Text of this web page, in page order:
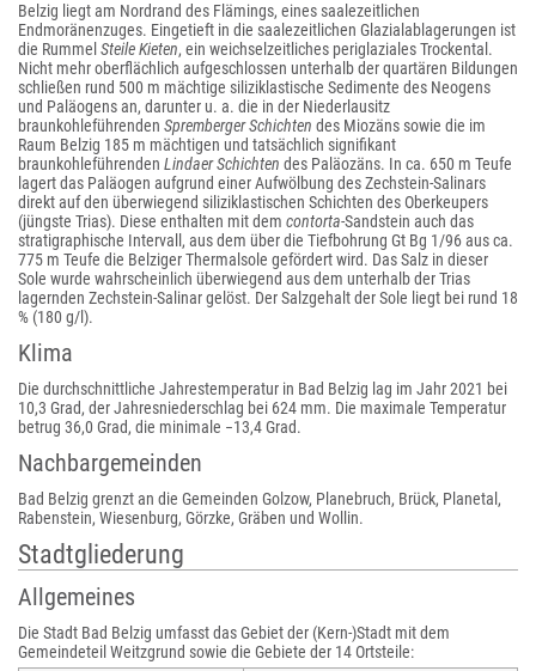
Belzig liegt am Nordrand des Flämings, eines saalezeitlichen
Endmoränenzuges. Eingetieft in die saalezeitlichen Glazialablagerungen ist
die Rummel Steile Kieten, ein weichselzeitliches periglaziales Trockental.
Nicht mehr oberflächlich aufgeschlossen unterhalb der quartären Bildungen
schließen rund 500 m mächtige siliziklastische Sedimente des Neogens
und Paläogens an, darunter u. a. die in der Niederlausitz
braunkohleführenden Spremberger Schichten des Miozäns sowie die im
Raum Belzig 185 m mächtigen und tatsächlich signifikant
braunkohleführenden Lindaer Schichten des Paläozäns. In ca. 650 m Teufe
lagert das Paläogen aufgrund einer Aufwölbung des Zechstein-Salinars
direkt auf den überwiegend siliziklastischen Schichten des Oberkeupers
(jüngste Trias). Diese enthalten mit dem contorta-Sandstein auch das
stratigraphische Intervall, aus dem über die Tiefbohrung Gt Bg 1/96 aus ca.
775 m Teufe die Belziger Thermalsole gefördert wird. Das Salz in dieser
Sole wurde wahrscheinlich überwiegend aus dem unterhalb der Trias
lagernden Zechstein-Salinar gelöst. Der Salzgehalt der Sole liegt bei rund 18
% (180 g/l).
Klima
Die durchschnittliche Jahrestemperatur in Bad Belzig lag im Jahr 2021 bei
10,3 Grad, der Jahresniederschlag bei 624 mm. Die maximale Temperatur
betrug 36,0 Grad, die minimale −13,4 Grad.
Nachbargemeinden
Bad Belzig grenzt an die Gemeinden Golzow, Planebruch, Brück, Planetal,
Rabenstein, Wiesenburg, Görzke, Gräben und Wollin.
Stadtgliederung
Allgemeines
Die Stadt Bad Belzig umfasst das Gebiet der (Kern-)Stadt mit dem
Gemeindeteil Weitzgrund sowie die Gebiete der 14 Ortsteile: